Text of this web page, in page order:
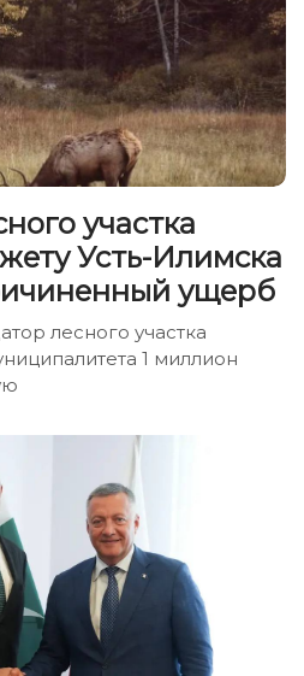
участка
Усть-Илимска
ущерб
лесного участка
1 миллион